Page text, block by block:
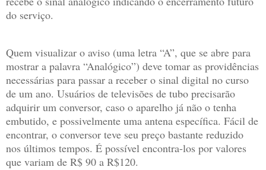
do serviço.
Quem visualizar o aviso (uma letra “A”, que se abre para
mostrar a palavra “Analógico”) deve tomar as providências
necessárias para passar a receber o sinal digital no curso
de um ano. Usuários de televisões de tubo precisarão
adquirir um conversor, caso o aparelho já não o tenha
embutido, e possivelmente uma antena específica. Fácil de
encontrar, o conversor teve seu preço bastante reduzido
nos últimos tempos. É possível encontra-los por valores
que variam de R$ 90 a R$120.